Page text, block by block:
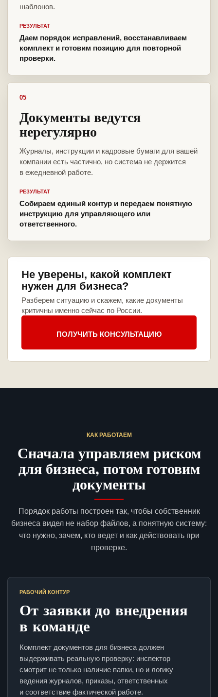
шаблонов.
РЕЗУЛЬТАТ
Даем порядок исправлений, восстанавливаем
комплект и готовим позицию для повторной
проверки.
05
Документы ведутся
нерегулярно
Журналы, инструкции и кадровые бумаги для вашей
компании есть частично, но система не держится
в ежедневной работе.
РЕЗУЛЬТАТ
Собираем единый контур и передаем понятную
инструкцию для управляющего или
ответственного.
Не уверены, какой комплект
нужен для бизнеса?
Разберем ситуацию и скажем, какие документы
критичны именно сейчас по России.
ПОЛУЧИТЬ КОНСУЛЬТАЦИЮ
КАК РАБОТАЕМ
Сначала управляем риском
для бизнеса, потом готовим
документы
Порядок работы построен так, чтобы собственник
бизнеса видел не набор файлов, а понятную систему:
что нужно, зачем, кто ведет и как действовать при
проверке.
РАБОЧИЙ КОНТУР
От заявки до внедрения
в команде
Комплект документов для бизнеса должен
выдерживать реальную проверку: инспектор
смотрит не только наличие папки, но и логику
ведения журналов, приказы, ответственных
и соответствие фактической работе.